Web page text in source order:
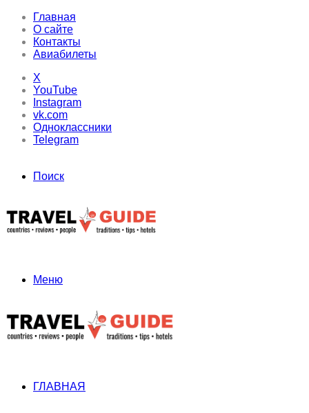
Главная
О сайте
Контакты
Авиабилеты
X
YouTube
Instagram
vk.com
Одноклассники
Telegram
Поиск
Меню
ГЛАВНАЯ